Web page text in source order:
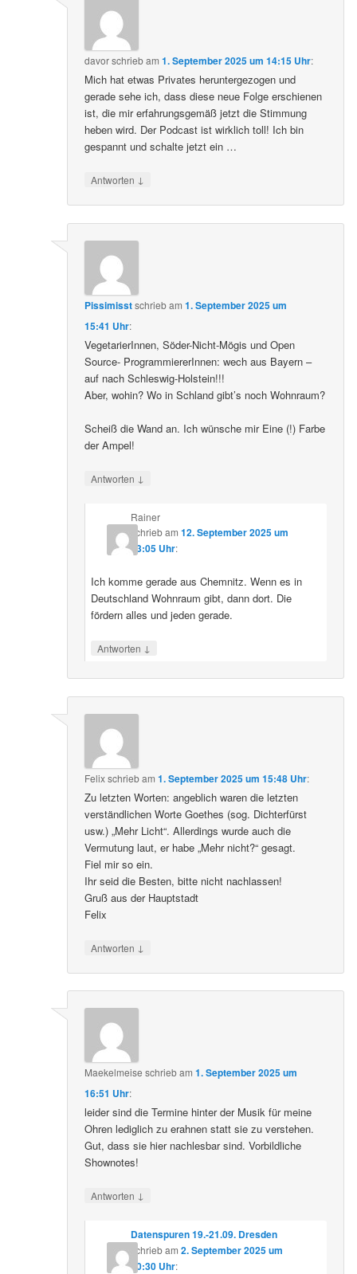
davorschriebam1. September 2025 um 14:15 Uhr:
Mich hat etwas Privates heruntergezogen und
gerade sehe ich, dass diese neue Folge erschienen
ist, die mir erfahrungsgemäß jetzt die Stimmung
heben wird. Der Podcast ist wirklich toll! Ich bin
gespannt und schalte jetzt ein …
Antworten ↓
Pissimisstschriebam1. September 2025 um
15:41 Uhr:
VegetarierInnen, Söder-Nicht-Mögis und Open
Source- ProgrammiererInnen: wech aus Bayern –
auf nach Schleswig-Holstein!!!
Aber, wohin? Wo in Schland gibt’s noch Wohnraum?
Scheiß die Wand an. Ich wünsche mir Eine (!) Farbe
der Ampel!
Antworten ↓
Rainer
schriebam 12. September 2025 um
23:05 Uhr:
Ich komme gerade aus Chemnitz. Wenn es in
Deutschland Wohnraum gibt, dann dort. Die
fördern alles und jeden gerade.
Antworten ↓
Felixschriebam1. September 2025 um 15:48 Uhr:
Zu letzten Worten: angeblich waren die letzten
verständlichen Worte Goethes (sog. Dichterfürst
usw.) „Mehr Licht“. Allerdings wurde auch die
Vermutung laut, er habe „Mehr nicht?“ gesagt.
Fiel mir so ein.
Ihr seid die Besten, bitte nicht nachlassen!
Gruß aus der Hauptstadt
Felix
Antworten ↓
Maekelmeise schriebam1. September 2025 um
16:51 Uhr:
leider sind die Termine hinter der Musik für meine
Ohren lediglich zu erahnen statt sie zu verstehen.
Gut, dass sie hier nachlesbar sind. Vorbildliche
Shownotes!
Antworten ↓
Datenspuren 19.-21.09. Dresden
schriebam 2. September 2025 um
10:30 Uhr: